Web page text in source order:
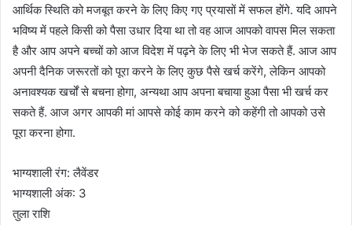
आर्थिक स्थिति को मजबूत करने के लिए किए गए प्रयासों में सफल होंगे. यदि आपने
भविष्य में पहले किसी को पैसा उधार दिया था तो वह आज आपको वापस मिल सकता
है और आप अपने बच्चों को आज विदेश में पढ़ने के लिए भी भेज सकते हैं. आज आप
अपनी दैनिक जरूरतों को पूरा करने के लिए कुछ पैसे खर्च करेंगे, लेकिन आपको
अनावश्यक खर्चों से बचना होगा, अन्यथा आप अपना बचाया हुआ पैसा भी खर्च कर
सकते हैं. आज अगर आपकी मां आपसे कोई काम करने को कहेंगी तो आपको उसे
पूरा करना होगा.
भाग्यशाली रंग: लैवेंडर
भाग्यशाली अंक: 3
तुला राशि